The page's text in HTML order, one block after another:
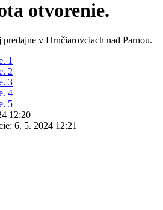
otvorenie.
v Hrnčiarovciach nad Parnou.
12:20
6. 5. 2024 12:21